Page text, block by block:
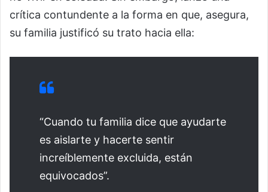
crítica contundente a la forma en que, asegura,
su familia justificó su trato hacia ella:
“Cuando tu familia dice que ayudarte
es aislarte y hacerte sentir
increíblemente excluida, están
equivocados”.